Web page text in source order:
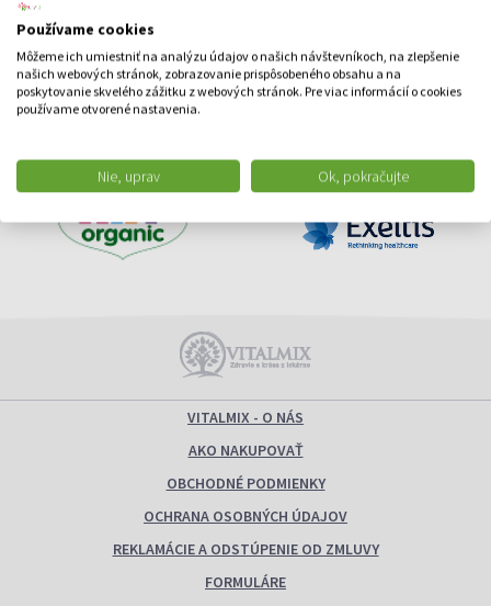
Používame cookies
Môžeme ich umiestniť na analýzu údajov o našich návštevníkoch, na zlepšenie
našich webových stránok, zobrazovanie prispôsobeného obsahu a na
poskytovanie skvelého zážitku z webových stránok. Pre viac informácií o cookies
používame otvorené nastavenia.
Nie, uprav Ok, pokračujte
VITALMIX - O NÁS
AKO NAKUPOVAŤ
OBCHODNÉ PODMIENKY
OCHRANA OSOBNÝCH ÚDAJOV
REKLAMÁCIE A ODSTÚPENIE OD ZMLUVY
FORMULÁRE